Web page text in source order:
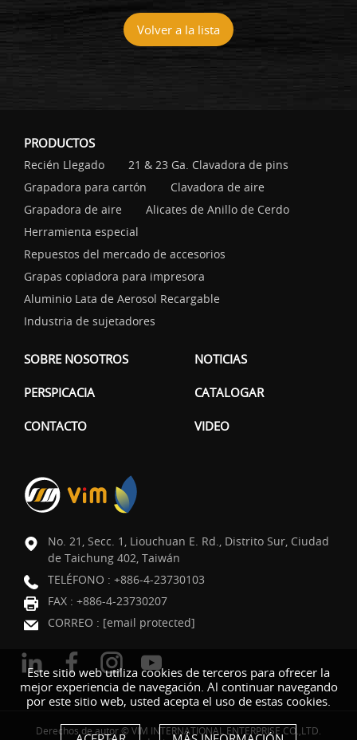
Volver a la lista
Este sitio web utiliza cookies de terceros para ofrecer la
mejor experiencia de navegación. Al continuar navegando
por este sitio web, usted acepta el uso de estas cookies.
PRODUCTOS
Recién Llegado
21 & 23 Ga. Clavadora de pins
Grapadora para cartón
Clavadora de aire
Grapadora de aire
Alicates de Anillo de Cerdo
Herramienta especial
Repuestos del mercado de accesorios
Grapas copiadora para impresora
Aluminio Lata de Aerosol Recargable
Industria de sujetadores
SOBRE NOSOTROS NOTICIAS
PERSPICACIA CATALOGAR
CONTACTO VIDEO
No. 21, Secc. 1, Liouchuan E. Rd., Distrito Sur, Ciudad
de Taichung 402, Taiwán
TELÉFONO : +886-4-23730103
FAX : +886-4-23730207
CORREO : [email protected]
Derechos de autor © VIM INTERNATIONAL ENTERPRISE CO.,LTD.